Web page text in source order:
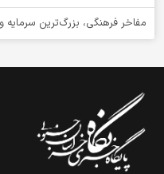
مفاخر فرهنگی، بزرگ‌ترین